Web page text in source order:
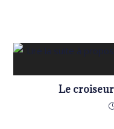
Le